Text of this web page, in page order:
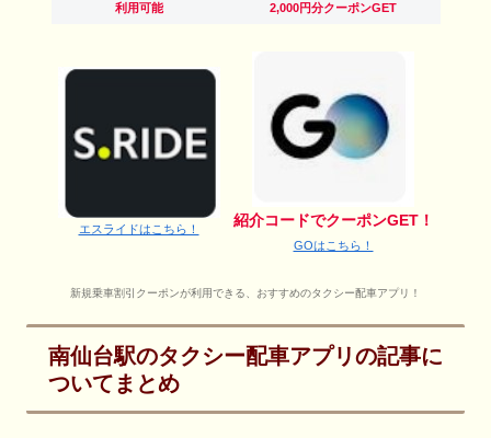
利用可能
2,000円分クーポンGET
エスライドはこちら！
紹介コードでクーポンGET！
GOはこちら！
新規乗車割引クーポンが利用できる、おすすめのタクシー配車アプリ！
南仙台駅のタクシー配車アプリの記事に
ついてまとめ